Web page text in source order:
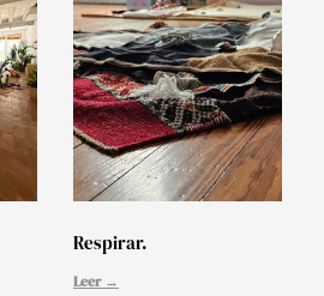
Respirar.
Leer →